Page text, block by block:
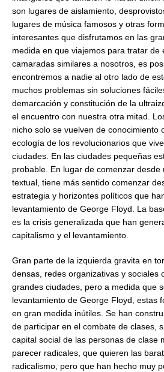
son lugares de aislamiento,
lugares de música famosos y otras
interesantes que disfrutamos en las
medida en que viajemos para tratar de
camaradas similares a nosotros, es
encontremos a nadie al otro lado de
muchos problemas sin soluciones
demarcación y constitución de la
el encuentro con nuestra otra mitad.
nicho solo se vuelven de conocimiento
ecología de los revolucionarios que
ciudades. En las ciudades pequeñas
probable. En lugar de comenzar desde
textual, tiene más sentido comenzar
estrategia y horizontes políticos que
levantamiento de George Floyd. La
es la crisis generalizada que han
capitalismo y el levantamiento.
Gran parte de la izquierda gravita en
densas, redes organizativas y sociales
grandes ciudades, pero a medida que
levantamiento de George Floyd, estas
en gran medida inútiles. Se han
de participar en el combate de clases,
capital social de las personas de clase
parecer radicales, que quieren las
radicalismo, pero que han hecho muy